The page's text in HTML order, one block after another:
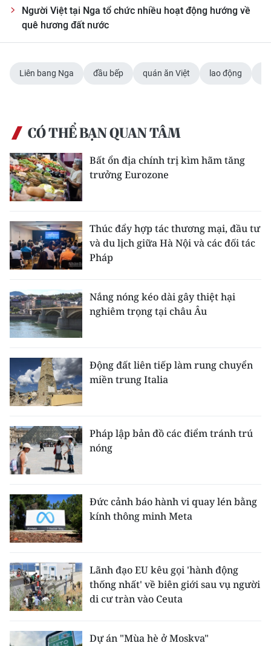
Người Việt tại Nga tổ chức nhiều hoạt động hướng về
quê hương đất nước
Liên bang Nga đầu bếp quán ăn Việt lao động
CÓ THỂ BẠN QUAN TÂM
Bất ổn địa chính trị kìm hãm tăng
trưởng Eurozone
Thúc đẩy hợp tác thương mại, đầu tư
và du lịch giữa Hà Nội và các đối tác
Pháp
Nắng nóng kéo dài gây thiệt hại
nghiêm trọng tại châu Âu
Động đất liên tiếp làm rung chuyển
miền trung Italia
Pháp lập bản đồ các điểm tránh trú
nóng
Đức cảnh báo hành vi quay lén bằng
kính thông minh Meta
Lãnh đạo EU kêu gọi 'hành động
thống nhất' về biên giới sau vụ người
di cư tràn vào Ceuta
Dự án "Mùa hè ở Moskva"